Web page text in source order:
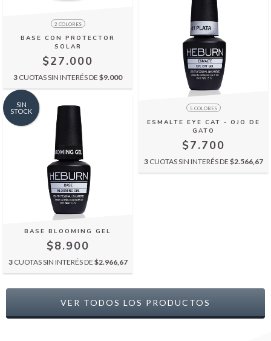
2 COLORES
BASE CON PROTECTOR
SOLAR
$27.000
3 CUOTAS SIN INTERÉS DE $9.000
5 COLORES
ESMALTE EYE CAT - OJO DE
GATO
$7.700
3 CUOTAS SIN INTERÉS DE $2.566,67
SIN
STOCK
BASE BLOOMING GEL
$8.900
3 CUOTAS SIN INTERÉS DE $2.966,67
VER TODOS LOS PRODUCTOS